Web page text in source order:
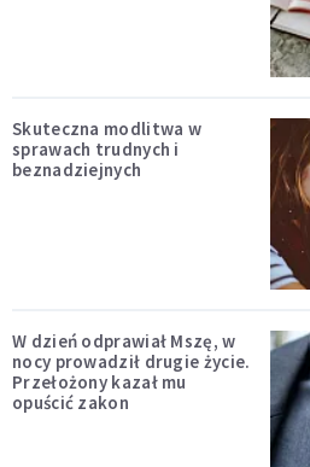
Skuteczna modlitwa w
sprawach trudnych i
beznadziejnych
W dzień odprawiał Mszę, w
nocy prowadził drugie życie.
Przełożony kazał mu
opuścić zakon